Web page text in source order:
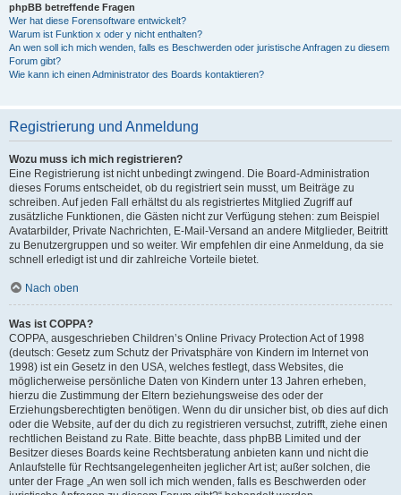
phpBB betreffende Fragen
Wer hat diese Forensoftware entwickelt?
Warum ist Funktion x oder y nicht enthalten?
An wen soll ich mich wenden, falls es Beschwerden oder juristische Anfragen zu diesem
Forum gibt?
Wie kann ich einen Administrator des Boards kontaktieren?
Registrierung und Anmeldung
Wozu muss ich mich registrieren?
Eine Registrierung ist nicht unbedingt zwingend. Die Board-Administration
dieses Forums entscheidet, ob du registriert sein musst, um Beiträge zu
schreiben. Auf jeden Fall erhältst du als registriertes Mitglied Zugriff auf
zusätzliche Funktionen, die Gästen nicht zur Verfügung stehen: zum Beispiel
Avatarbilder, Private Nachrichten, E-Mail-Versand an andere Mitglieder, Beitritt
zu Benutzergruppen und so weiter. Wir empfehlen dir eine Anmeldung, da sie
schnell erledigt ist und dir zahlreiche Vorteile bietet.
Nach oben
Was ist COPPA?
COPPA, ausgeschrieben Children’s Online Privacy Protection Act of 1998
(deutsch: Gesetz zum Schutz der Privatsphäre von Kindern im Internet von
1998) ist ein Gesetz in den USA, welches festlegt, dass Websites, die
möglicherweise persönliche Daten von Kindern unter 13 Jahren erheben,
hierzu die Zustimmung der Eltern beziehungsweise des oder der
Erziehungsberechtigten benötigen. Wenn du dir unsicher bist, ob dies auf dich
oder die Website, auf der du dich zu registrieren versuchst, zutrifft, ziehe einen
rechtlichen Beistand zu Rate. Bitte beachte, dass phpBB Limited und der
Besitzer dieses Boards keine Rechtsberatung anbieten kann und nicht die
Anlaufstelle für Rechtsangelegenheiten jeglicher Art ist; außer solchen, die
unter der Frage „An wen soll ich mich wenden, falls es Beschwerden oder